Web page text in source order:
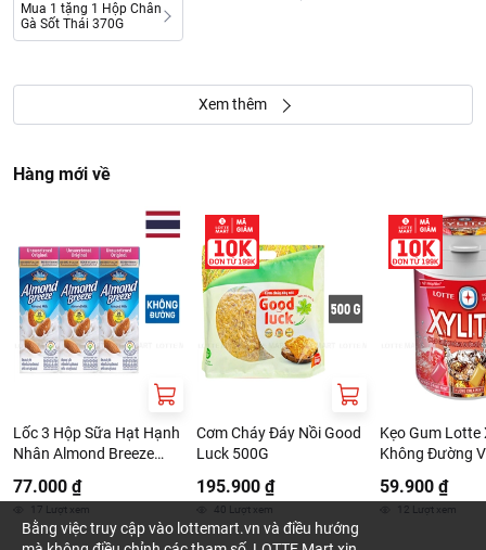
Mua 1 tặng 1 Hộp Chân
Gà Sốt Thái 370G
Xem thêm
Hàng mới về
Lốc 3 Hộp Sữa Hạt Hạnh
Nhân Almond Breeze
77.000 ₫
17 Lượt xem
Cơm Cháy Đáy Nồi Good
Luck 500G
195.900 ₫
40 Lượt xem
Kẹo Gum Lotte
Không Đường
59.900 ₫
12 Lượt xem
Bằng việc truy cập vào lottemart.vn và điều hướng